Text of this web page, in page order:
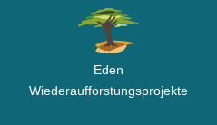
Eden
Wiederaufforstungsprojekte